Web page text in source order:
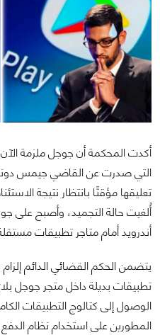
أكدت المحكمة أن جوجل ملزمة الآن
تعليقها مؤقتًا بانتظار نتيجة
أُلغيت حالة التجميد، وأصبح على
أندرويد أمام متاجر تطبيقات
يتضمن الحكم القضائي الدائم
تطبيقات بديلة داخل متجر جوجل
الوصول إلى كتالوج التطبيقات
المطورين على استخدام نظام